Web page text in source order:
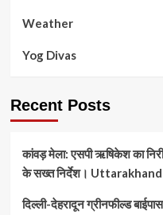
Weather
Yog Divas
Recent Posts
कांवड़ मेला: एसपी ऋषिकेश का
के सख्त निर्देश।
दिल्ली-देहरादून ग्रीनफील्ड